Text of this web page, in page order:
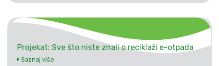
Projekat: Sve što niste znali o reciklaži e-otpada
Saznaj više